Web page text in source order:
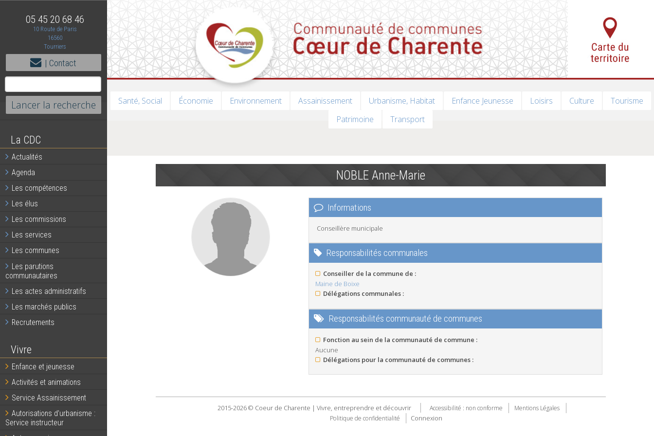
05 45 20 68 46
10 Route de Paris
16560
Tourriers
| Contact
La CDC
Actualités
Agenda
Les compétences
Les élus
Les commissions
Les services
Les communes
Les parutions
communautaires
Les actes administratifs
Les marchés publics
Recrutements
Vivre
Enfance et jeunesse
Activités et animations
Service Assainissement
Autorisations d’urbanisme :
Service instructeur
Santé, Social Économie Environnement Assainissement Urbanisme, Habitat Enfance Jeunesse Loisirs Culture
Tourisme
Patrimoine
Transport
NOBLE Anne-Marie
Informations
Conseillère municipale
Responsabilités communales
Conseiller de la commune de :
Maine de Boixe
Délégations communales :
Responsabilités communauté de communes
Fonction au sein de la communauté de commune :
Aucune
Délégations pour la communauté de communes :
2015-2026 © Coeur de Charente | Vivre, entreprendre et découvrir Accessibilité : non conforme
Mentions Légales
Politique de confidentialité
Connexion